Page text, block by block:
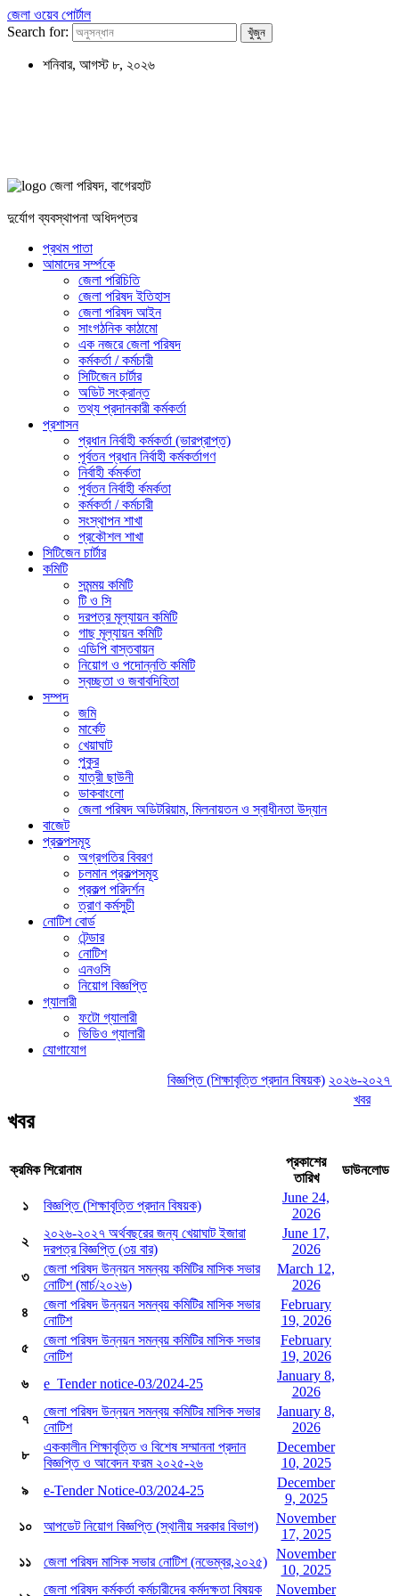
জেলা ওয়েব পোর্টাল
Search for:
শনিবার, আগস্ট ৮, ২০২৬
জেলা পরিষদ, বাগেরহাট
দুর্যোগ ব্যবস্থাপনা অধিদপ্তর
প্রথম পাতা
আমাদের সর্ম্পকে
জেলা পরিচিতি
জেলা পরিষদ ইতিহাস
জেলা পরিষদ আইন
সাংগঠনিক কাঠামো
এক নজরে জেলা পরিষদ
কর্মকর্তা / কর্মচারী
সিটিজেন চার্টার
অডিট সংক্রান্ত
তথ্য প্রদানকারী কর্মকর্তা
প্রশাসন
প্রধান নির্বাহী কর্মকর্তা (ভারপ্রাপ্ত)
পূর্বতন প্রধান নির্বাহী কর্মকর্তাগণ
নির্বাহী র্কমর্কতা
পূর্বতন নির্বাহী র্কমর্কতা
কর্মকর্তা / কর্মচারী
সংস্থাপন শাখা
প্রকৌশল শাখা
সিটিজেন চার্টার
কমিটি
সমন্ময় কমিটি
টি ও সি
দরপত্র মূল্যায়ন কমিটি
গাছ মূল্যায়ন কমিটি
এডিপি বাস্তবায়ন
নিয়োগ ও পদোন্নতি কমিটি
স্বচ্ছতা ও জবাবদিহিতা
সম্পদ
জমি
মার্কেট
খেয়াঘাট
পুকুর
যাত্রী ছাউনী
ডাকবাংলো
জেলা পরিষদ অডিটরিয়াম, মিলনায়তন ও স্বাধীনতা উদ্যান
বাজেট
প্রকল্পসমূহ
অগ্রগতির বিবরণ
চলমান প্রকল্পসমূহ
প্রকল্প পরিদর্শন
ত্রাণ কর্মসুচী
নোটিশ বোর্ড
টেন্ডার
নোটিশ
এনওসি
নিয়োগ বিজ্ঞপ্তি
গ্যালারী
ফটো গ্যালারী
ভিডিও গ্যালারী
যোগাযোগ
বিজ্ঞপ্তি (শিক্ষাবৃত্তি প্রদান বিষয়ক) ২০২৬-২০২৭
খবর
খবর
ক্রমিক শিরোনাম
প্রকাশের
তারিখ
ডাউনলোড
১ বিজ্ঞপ্তি (শিক্ষাবৃত্তি প্রদান বিষয়ক)
June 24,
2026
২
২০২৬-২০২৭ অর্থবছরের জন্য খেয়াঘাট ইজারা
দরপত্র বিজ্ঞপ্তি (৩য় বার)
June 17,
2026
৩
জেলা পরিষদ উন্নয়ন সমন্বয় কমিটির মাসিক সভার
নোটিশ (মার্চ/২০২৬)
March 12,
2026
৪
জেলা পরিষদ উন্নয়ন সমন্বয় কমিটির মাসিক সভার
নোটিশ
February
19, 2026
৫
জেলা পরিষদ উন্নয়ন সমন্বয় কমিটির মাসিক সভার
নোটিশ
February
19, 2026
৬
e_Tender notice-03/2024-25
January 8,
2026
৭
জেলা পরিষদ উন্নয়ন সমন্বয় কমিটির মাসিক সভার
নোটিশ
January 8,
2026
৮
এককালীন শিক্ষাবৃত্তি ও বিশেষ সম্মাননা প্রদান
বিজ্ঞপ্তি ও আবেদন ফরম ২০২৫-২৬
December
10, 2025
৯
e-Tender Notice-03/2024-25
December
9, 2025
১০
আপডেট নিয়োগ বিজ্ঞপ্তি (স্থানীয় সরকার বিভাগ)
November
17, 2025
১১
জেলা পরিষদ মাসিক সভার নোটিশ (নভেম্বর,২০২৫)
November
10, 2025
জেলা পরিষদ কর্মকর্তা কর্মচারীদের কর্মদক্ষতা বিষয়ক November